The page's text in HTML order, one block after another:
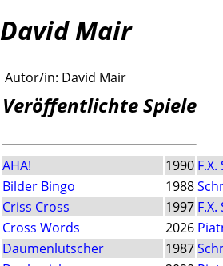
David Mair
Autor/in: David Mair
Veröffentlichte Spiele
AHA! 1990
Bilder Bingo
1988
Criss Cross
1997
Cross Words
2026
Daumenlutscher
1987